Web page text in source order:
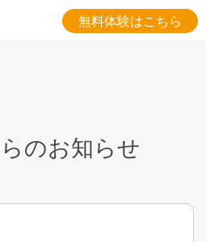
無料体験はこちら
のお知らせ